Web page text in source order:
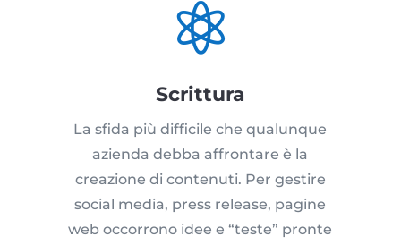

Scrittura
La sfida più difficile che qualunque
azienda debba affrontare è la
creazione di contenuti. Per gestire
social media, press release, pagine
web occorrono idee e “teste” pronte